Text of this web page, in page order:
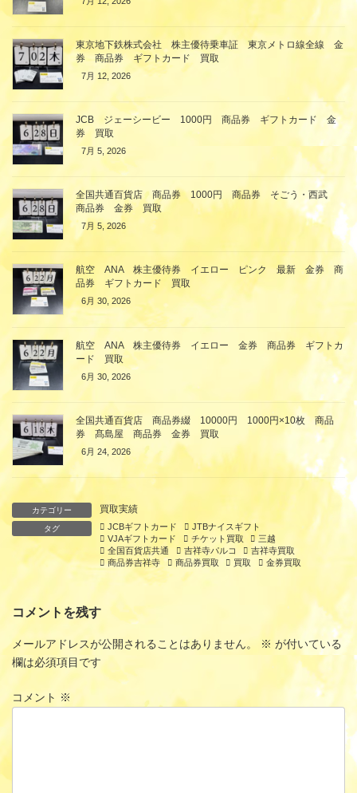
東京地下鉄株式会社 株主優待乗車証 東京メトロ線全線 金
券 商品券 ギフトカード 買取
7月 12, 2026
JCB ジェーシービー 1000円 商品券 ギフトカード 金
券 買取
7月 5, 2026
全国共通百貨店 商品券 1000円 商品券 そごう・西武
商品券 金券 買取
7月 5, 2026
航空 ANA 株主優待券 イエロー ピンク 最新 金券 商
品券 ギフトカード 買取
6月 30, 2026
航空 ANA 株主優待券 イエロー 金券 商品券 ギフトカ
ード 買取
6月 30, 2026
全国共通百貨店 商品券綴 10000円 1000円×10枚 商品
券 髙島屋 商品券 金券 買取
6月 24, 2026
カテゴリー 買取実績
タグ JCBギフトカード
JTBナイスギフト
VJAギフトカード
チケット買取
三越
全国百貨店共通
吉祥寺パルコ
吉祥寺買取
商品券吉祥寺
商品券買取 買取 金券買取
コメントを残す
メールアドレスが公開されることはありません。 ※ が付いている
欄は必須項目です
コメント ※